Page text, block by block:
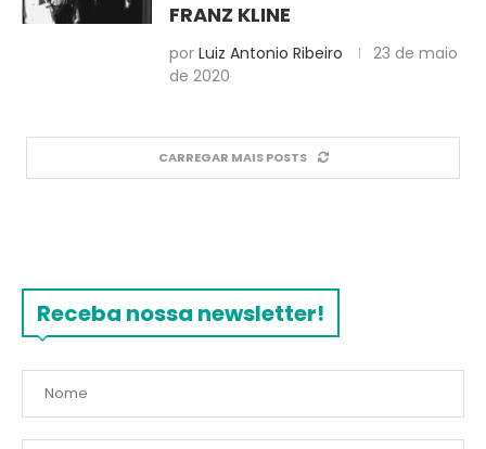
FRANZ KLINE
por Luiz Antonio Ribeiro
23 de maio
de 2020
CARREGAR MAIS POSTS
Receba nossa newsletter!